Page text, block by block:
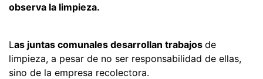
observa la limpieza.
Las juntas comunales desarrollan trabajos de
limpieza, a pesar de no ser responsabilidad de ellas,
sino de la empresa recolectora.